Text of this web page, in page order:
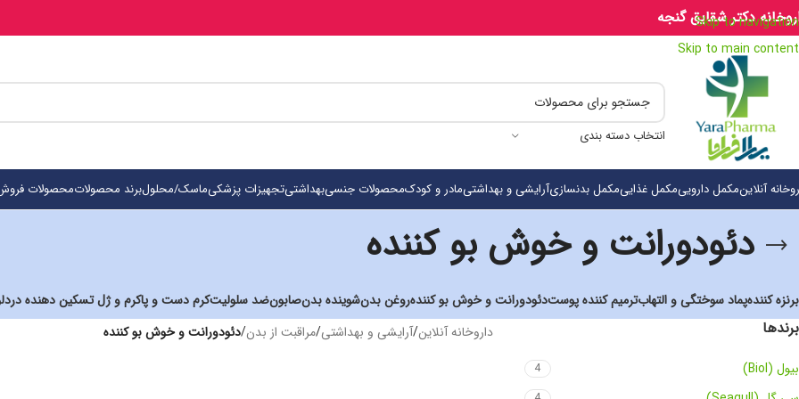
Skip to navigation
Skip to main content
دکتر شقایق گنجه
انتخاب دسته بندی
آنلاینمکمل داروییمکمل غذاییمکمل بدنسازیآرایشی و بهداشتیمادر و کودکمحصولات جنسیبهداشتیتجهیزات پزشکیماسک/محلولبرند محصولاتمحصولات
دئودورانت و خوش بو کننده
برنزه کنندهپماد سوختگی و التهابترمیم کننده پوستدئودورانت و خوش بو کنندهروغن بدنشوینده بدنصابونضد سلولیتکرم دست و پاکرم و ژل تسکین دهنده درد
برندها
بیول (Biol) 4
داروخانه آنلاین/آرایشی و بهداشتی/مراقبت از بدن/دئودورانت و خوش بو کننده